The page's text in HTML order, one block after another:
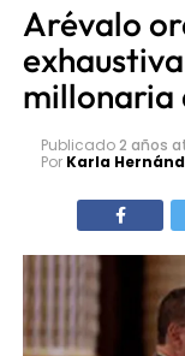
Arévalo
millonaria
Publicado2 años
Por Karla